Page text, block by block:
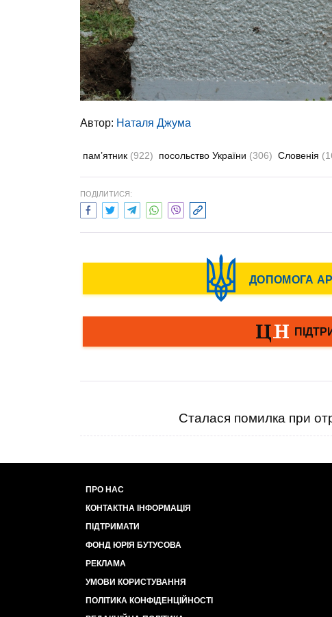
Автор: Наталя Джума
пам’ятник (922) посольство України (306) Словенія
ПОДІЛИТИСЯ:
Сталася помилка при
ПРО НАС
КОНТАКТНА ІНФОРМАЦІЯ
ПІДТРИМАТИ
ФОНД ЮРІЯ БУТУСОВА
РЕКЛАМА
УМОВИ КОРИСТУВАННЯ
ПОЛІТИКА КОНФІДЕНЦІЙНОСТІ